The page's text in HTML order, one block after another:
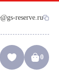
reserve.ru
0